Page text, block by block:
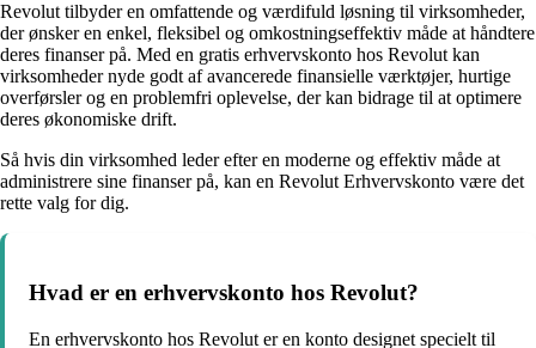
Revolut tilbyder en omfattende og værdifuld løsning til virksomheder,
der ønsker en enkel, fleksibel og omkostningseffektiv måde at håndtere
deres finanser på. Med en gratis erhvervskonto hos Revolut kan
virksomheder nyde godt af avancerede finansielle værktøjer, hurtige
overførsler og en problemfri oplevelse, der kan bidrage til at optimere
deres økonomiske drift.
Så hvis din virksomhed leder efter en moderne og effektiv måde at
administrere sine finanser på, kan en Revolut Erhvervskonto være det
rette valg for dig.
Hvad er en erhvervskonto hos Revolut?
En erhvervskonto hos Revolut er en konto designet specielt til